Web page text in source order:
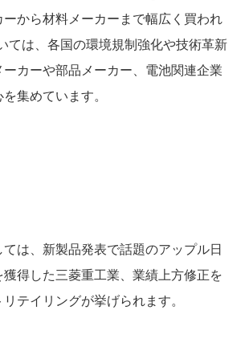
ーから材料メーカーまで幅広く買われ
ては、各国の環境規制強化や技術革新
ーカーや部品メーカー、電池関連企業
集めています。
は、新製品発表で話題のアップル日
得した三菱重工業、業績上方修正を
テイリングが挙げられます。